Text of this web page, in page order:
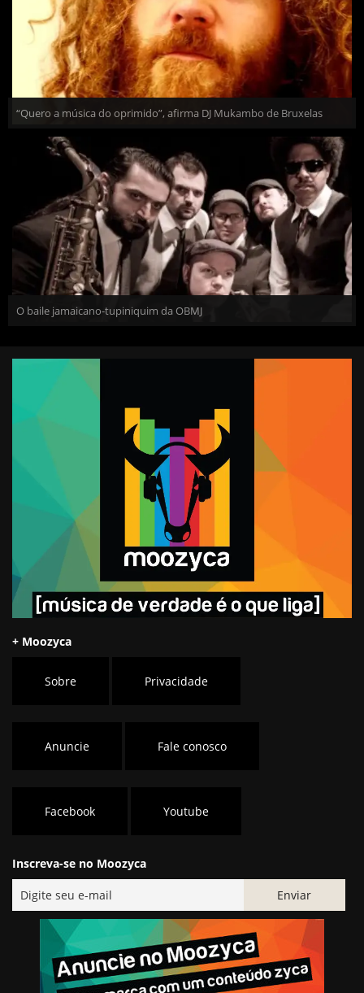
“Quero a música do oprimido”, afirma DJ Mukambo de Bruxelas
O baile jamaicano-tupiniquim da OBMJ
+ Moozyca
Sobre Privacidade
Anuncie Fale conosco
Facebook Youtube
Inscreva-se no Moozyca